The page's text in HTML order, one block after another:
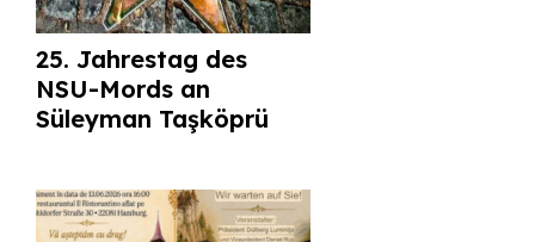
25. Jahrestag des
NSU-Mords an
Süleyman Taşköprü